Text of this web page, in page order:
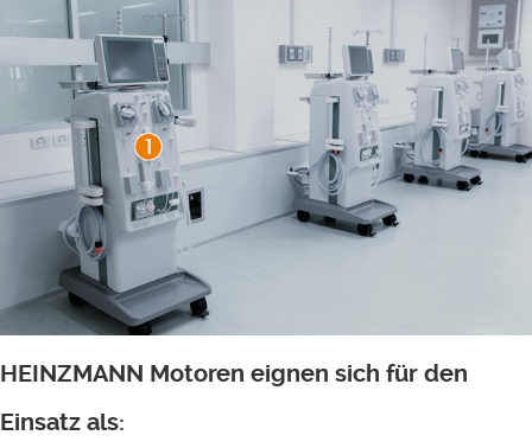
HEINZMANN Motoren eignen sich für den
Einsatz als: